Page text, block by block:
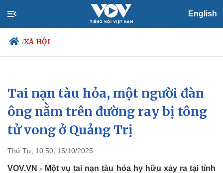
English
/XÃ HỘI
Chính trị
Đảng
Tổ chức nhân sự
Quốc hội
Nhận diện sự thật
Xã hội
Dự báo thời tiết
Giáo dục
Dấu ấn VOV
Tai nạn tàu hỏa, một người đàn
ông nằm trên đường ray bị tông
tử vong ở Quảng Trị
Thứ Tư, 10:50, 15/10/2025
VOV.VN - Một vụ tai nạn tàu hỏa hy hữu xảy ra tại tỉnh